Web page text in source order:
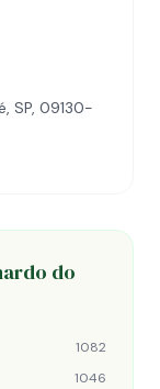
SP, 09130-
do
1082
1046